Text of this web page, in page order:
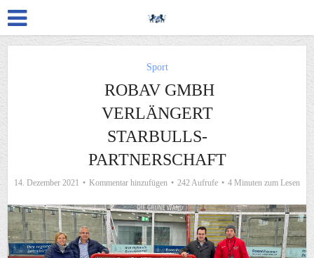
Sport
ROBAV GMBH
VERLÄNGERT
STARBULLS-
PARTNERSCHAFT
14. Dezember 2021 Kommentar hinzufügen 242 Aufrufe 4 Minuten zum Lesen